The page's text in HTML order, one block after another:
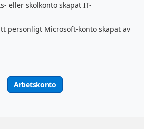
eller skolkonto skapat IT-
personligt Microsoft-konto skapat av
Arbetskonto